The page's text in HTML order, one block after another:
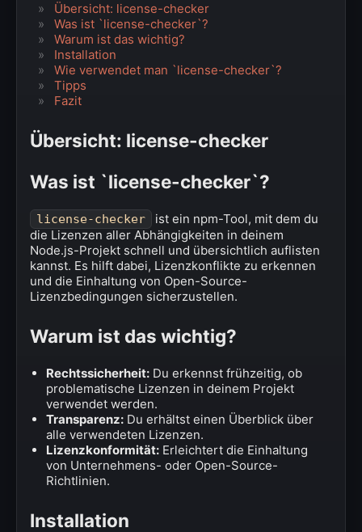
Übersicht: license-checker
Was ist `license-checker`?
Warum ist das wichtig?
Installation
Wie verwendet man `license-checker`?
Tipps
Fazit
Übersicht: license-checker
Was ist `license-checker`?
license-checker
ist ein npm-Tool, mit dem du
die Lizenzen aller Abhängigkeiten in deinem
Node.js-Projekt schnell und übersichtlich auflisten
kannst. Es hilft dabei, Lizenzkonflikte zu erkennen
und die Einhaltung von Open-Source-
Lizenzbedingungen sicherzustellen.
Warum ist das wichtig?
Rechtssicherheit: Du erkennst frühzeitig, ob
problematische Lizenzen in deinem Projekt
verwendet werden.
Transparenz: Du erhältst einen Überblick über
alle verwendeten Lizenzen.
Lizenzkonformität: Erleichtert die Einhaltung
von Unternehmens- oder Open-Source-
Richtlinien.
Installation